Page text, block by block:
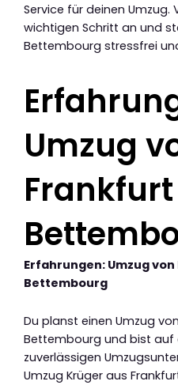
Service für deinen Umzug.
wichtigen Schritt an und
Bettembourg stressfrei
Umzug
Erfahrungen: Umzug
Bettembourg
Du planst einen Umzug
Bettembourg und bist auf
zuverlässigen
Umzug Krüger aus